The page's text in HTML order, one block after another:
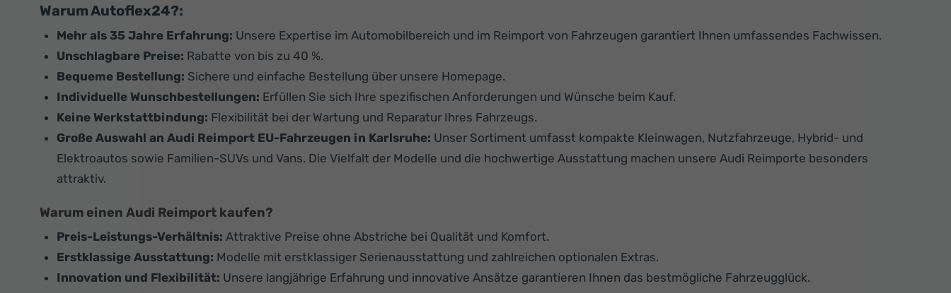
Warum Autoflex24?:
Mehr als 35 Jahre Erfahrung: Unsere Expertise im Automobilbereich und im Reimport von Fahrzeugen garantiert Ihnen umfassendes Fachwissen.
Unschlagbare Preise: Rabatte von bis zu 40 %.
Bequeme Bestellung: Sichere und einfache Bestellung über unsere Homepage.
Individuelle Wunschbestellungen: Erfüllen Sie sich Ihre spezifischen Anforderungen und Wünsche beim Kauf.
Keine Werkstattbindung: Flexibilität bei der Wartung und Reparatur Ihres Fahrzeugs.
Große Auswahl an Audi Reimport EU-Fahrzeugen in Karlsruhe: Unser Sortiment umfasst kompakte Kleinwagen, Nutzfahrzeuge, Hybrid- und
Elektroautos sowie Familien-SUVs und Vans. Die Vielfalt der Modelle und die hochwertige Ausstattung machen unsere Audi Reimporte besonders
attraktiv.
Warum einen Audi Reimport kaufen?
Preis-Leistungs-Verhältnis: Attraktive Preise ohne Abstriche bei Qualität und Komfort.
Erstklassige Ausstattung: Modelle mit erstklassiger Serienausstattung und zahlreichen optionalen Extras.
Innovation und Flexibilität: Unsere langjährige Erfahrung und innovative Ansätze garantieren Ihnen das bestmögliche Fahrzeugglück.